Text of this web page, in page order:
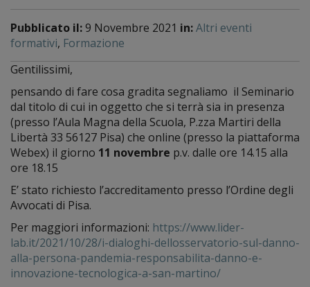
Pubblicato il:9 Novembre 2021 in:Altri eventi
formativi, Formazione
Gentilissimi,
pensando di fare cosa gradita segnaliamo il Seminario
dal titolo di cui in oggetto che si terrà sia in presenza
(presso l’Aula Magna della Scuola, P.zza Martiri della
Libertà 33 56127 Pisa) che online (presso la piattaforma
Webex) il giorno 11 novembre p.v. dalle ore 14.15 alla
ore 18.15
E’ stato richiesto l’accreditamento presso l’Ordine degli
Avvocati di Pisa.
Per maggiori informazioni: https://www.lider-
lab.it/2021/10/28/i-dialoghi-dellosservatorio-sul-danno-
alla-persona-pandemia-responsabilita-danno-e-
innovazione-tecnologica-a-san-martino/